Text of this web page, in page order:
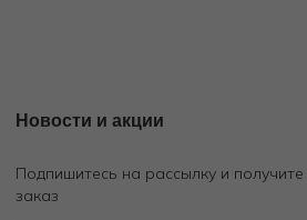
Новости и акции
Подпишитесь на рассылку и получите
заказ